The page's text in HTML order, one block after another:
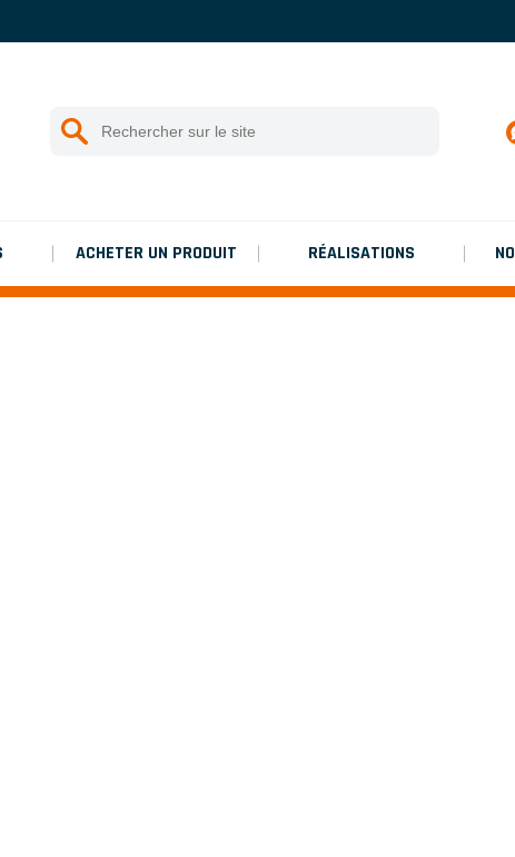
Rechercher :
Lancer la recherche
Notices de montage
Platinium double de chantier
ACHETER UN PRODUIT RÉALISATIONS